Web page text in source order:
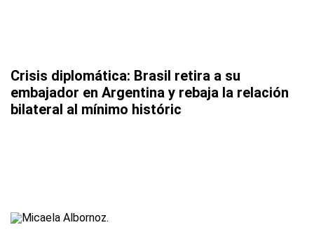
Crisis diplomática: Brasil retira a su
embajador en Argentina y rebaja la relación
bilateral al mínimo históric